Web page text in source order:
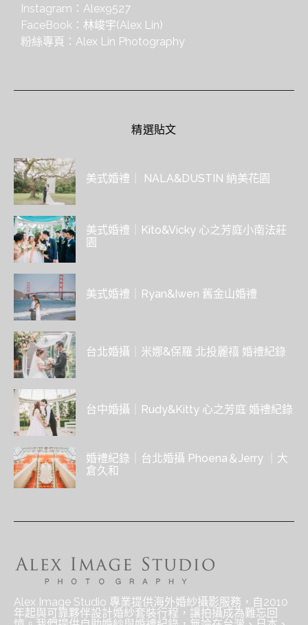
Instagram： Alex9527
FaceBook： 林峻宇(Alex Lin)
粉絲專頁： Alex Lin Photography
精選貼文
美式婚禮｜ NALA&DUSTIN 納美花園
美式婚禮｜Kito&Vicky 心之芳庭小南法莊
園
美式婚禮｜Ryan&Iwen 舊金山婚禮
台北婚攝｜米娜&保羅 北投麗禧 婚禮紀錄
台中婚攝｜Rudy&Kitty 心之芳庭 婚禮紀錄
婚禮紀錄｜台北婚攝 Phoena＆Jerry ｜大
倉久和
Alex Image Studio 專業提供海外婚紗攝影服務，自2010
年起與可靠夥伴設計婚紗套裝行程，讓拍攝成為難忘回